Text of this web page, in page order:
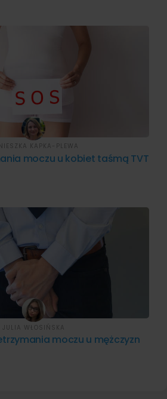
moczu u kobiet taśmą TVT
KAPKA-PLEWA
moczu u mężczyzn
JULIA WŁOSIŃSKA